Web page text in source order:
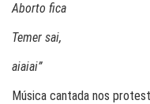
Aborto fica
Temer sai,
aiaiai”
Música cantada nos